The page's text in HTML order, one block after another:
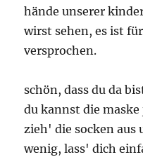
hände unserer
wirst sehen, es ist
versprochen.
schön, dass du da
du kannst die
zieh' die socken aus
wenig, lass' dich